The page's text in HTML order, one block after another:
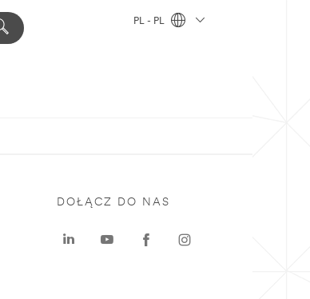
PL - PL
DOŁĄCZ DO NAS